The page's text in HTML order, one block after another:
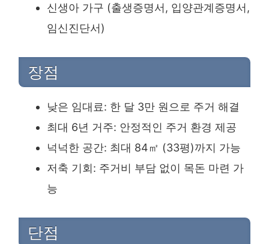
신생아 가구 (출생증명서, 입양관계증명서,
임신진단서)
장점
낮은 임대료: 한 달 3만 원으로 주거 해결
최대 6년 거주: 안정적인 주거 환경 제공
넉넉한 공간: 최대 84㎡ (33평)까지 가능
저축 기회: 주거비 부담 없이 목돈 마련 가
능
단점